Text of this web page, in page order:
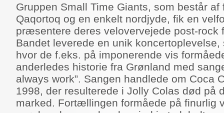
Gruppen Small Time Giants, som består
Qaqortoq og en enkelt nordjyde, fik en
præsentere deres velovervejede post-rock
Bandet leverede en unik
hvor de f.eks. på imponerende vis
anderledes historie fra Grønland med
always work”. Sangen handlede om Coca
1998, der resulterede i Jolly Colas død på
marked. Fortællingen formåede på finurlig